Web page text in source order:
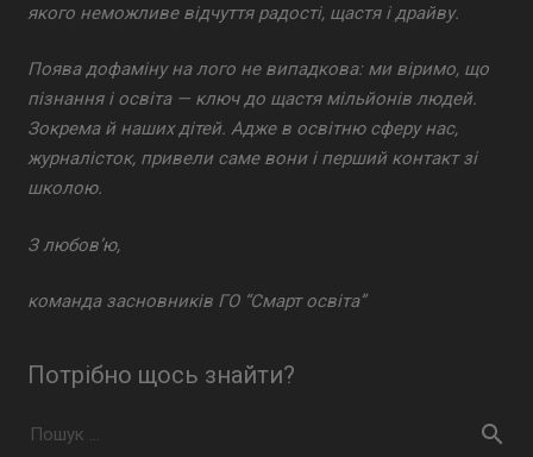
якого неможливе відчуття радості, щастя і драйву.
Поява дофаміну на лого не випадкова: ми віримо, що
пізнання і освіта — ключ до щастя мільйонів людей.
Зокрема й наших дітей. Адже в освітню сферу нас,
журналісток, привели саме вони і перший контакт зі
школою.
З любов’ю,
команда засновників ГО “Смарт освіта”
Потрібно щось знайти?